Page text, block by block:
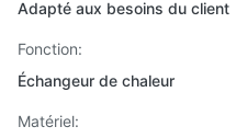
Adapté aux besoins du client
Fonction:
Échangeur de chaleur
Matériel: